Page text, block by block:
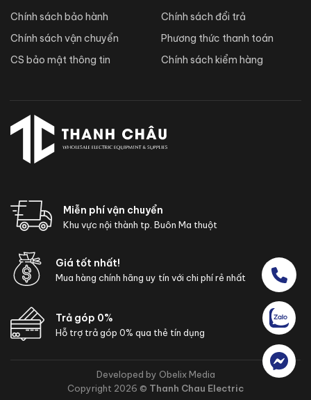
Chính sách bảo hành
Chính sách vận chuyển
CS bảo mật thông tin
Chính sách đổi trả
Phương thức thanh toán
Chính sách kiểm hàng
Miễn phí vận chuyển
Khu vực nội thành tp. Buôn Ma thuột
Giá tốt nhất!
Mua hàng chính hãng uy tín với chi phí rẻ nhất
Trả góp 0%
Hỗ trợ trả góp 0% qua thẻ tín dụng
Developed by Obelix Media
Copyright 2026 © Thanh Chau Electric